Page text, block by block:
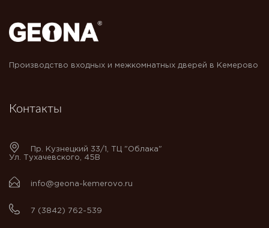
Производство входных и межкомнатных дверей в Кемерово
Контакты
Пр. Кузнецкий 33/1, ТЦ "Облака"
Ул. Тухачевского, 45В
info@geona-kemerovo.ru
7 (3842) 762-539